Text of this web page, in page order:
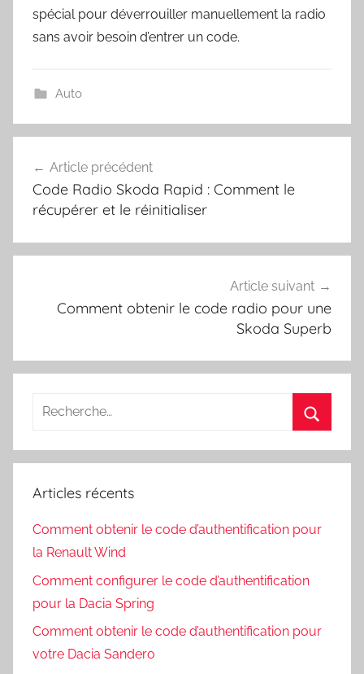
spécial pour déverrouiller manuellement la radio
sans avoir besoin d’entrer un code.
Auto
de
l’article
Article précédent
Code Radio Skoda Rapid : Comment le
récupérer et le réinitialiser
Article suivant
Comment obtenir le code radio pour une
Skoda Superb
Recherche
:
Articles récents
Comment obtenir le code d’authentification pour
la Renault Wind
Comment configurer le code d’authentification
pour la Dacia Spring
Comment obtenir le code d’authentification pour
votre Dacia Sandero